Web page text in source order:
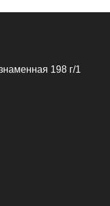
198 г/1